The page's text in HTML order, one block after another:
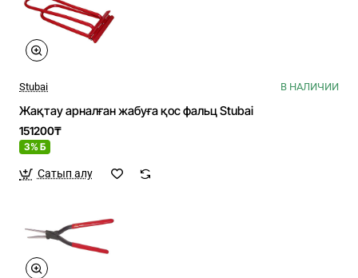
Stubai В НАЛИЧИИ
Жақтау арналған жабуға қос фальц Stubai
151200₸
3% Б
Сатып алу